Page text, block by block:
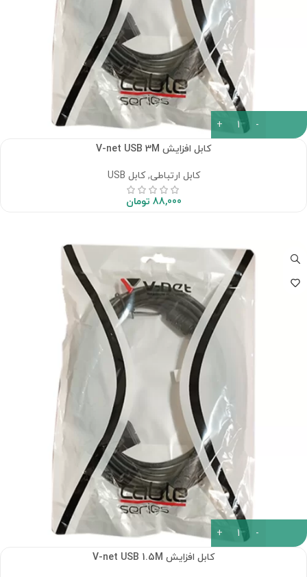
کابل افزایش V-net USB 3M
کابل ارتباطی,کابل USB
88,000 تومان
کابل افزایش V-net USB 1.5M